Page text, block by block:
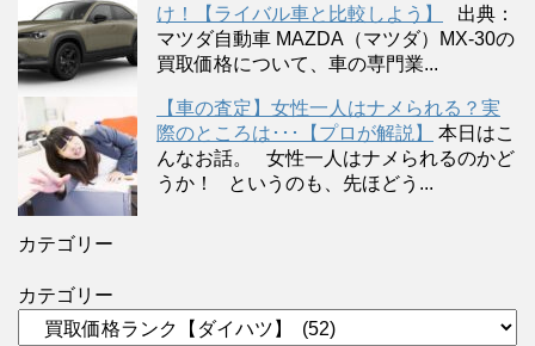
け！【ライバル車と比較しよう】
出典：
マツダ自動車 MAZDA（マツダ）MX-30の
買取価格について、車の専門業...
【車の査定】女性一人はナメられる？実
際のところは･･･【プロが解説】
本日はこ
んなお話。 女性一人はナメられるのかど
うか！ というのも、先ほどう...
カテゴリー
カテゴリー